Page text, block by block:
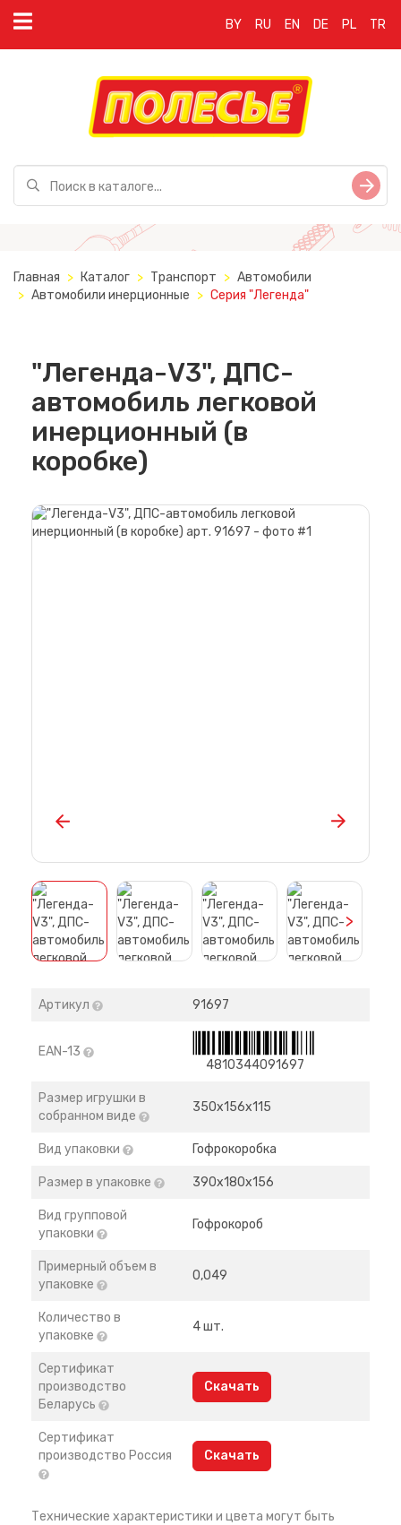
BY RU EN DE PL TR
Главная Каталог Транспорт
Автомобили
Автомобили инерционные
Серия "Легенда"
"Легенда-V3", ДПС-
автомобиль легковой
инерционный (в
коробке)
>
Артикул 91697
EAN-13
4810344091697
Размер игрушки в
собранном виде
350х156х115
Вид упаковки Гофрокоробка
Размер в упаковке 390х180х156
Вид групповой
упаковки
Гофрокороб
Примерный объем в
упаковке
0,049
Количество в
упаковке
4 шт.
Сертификат
производство
Беларусь
Скачать
Сертификат
производство Россия
Скачать
Технические характеристики и цвета могут быть